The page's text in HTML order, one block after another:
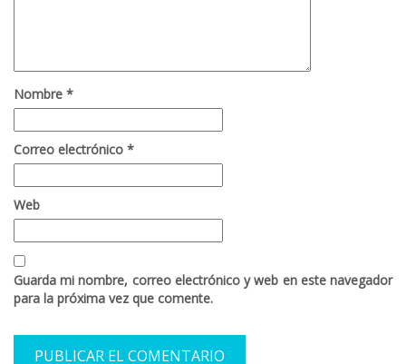
Nombre *
Correo electrónico *
Web
Guarda mi nombre, correo electrónico y web en este navegador
para la próxima vez que comente.